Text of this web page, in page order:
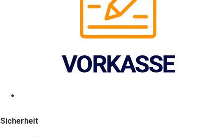
Sicherheit